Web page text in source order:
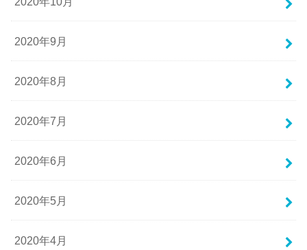
2020年9月
2020年8月
2020年7月
2020年6月
2020年5月
2020年4月